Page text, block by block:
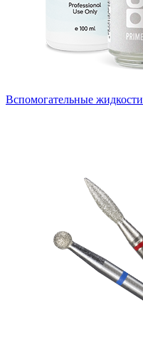
Вспомогательные жидкости